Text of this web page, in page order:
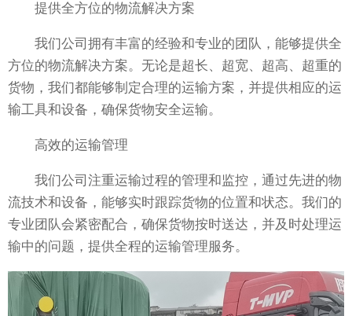
提供全方位的物流解决方案
我们公司拥有丰富的经验和专业的团队，能够提供全
方位的物流解决方案。无论是超长、超宽、超高、超重的
货物，我们都能够制定合理的运输方案，并提供相应的运
输工具和设备，确保货物安全运输。
高效的运输管理
我们公司注重运输过程的管理和监控，通过先进的物
流技术和设备，能够实时跟踪货物的位置和状态。我们的
专业团队会紧密配合，确保货物按时送达，并及时处理运
输中的问题，提供全程的运输管理服务。